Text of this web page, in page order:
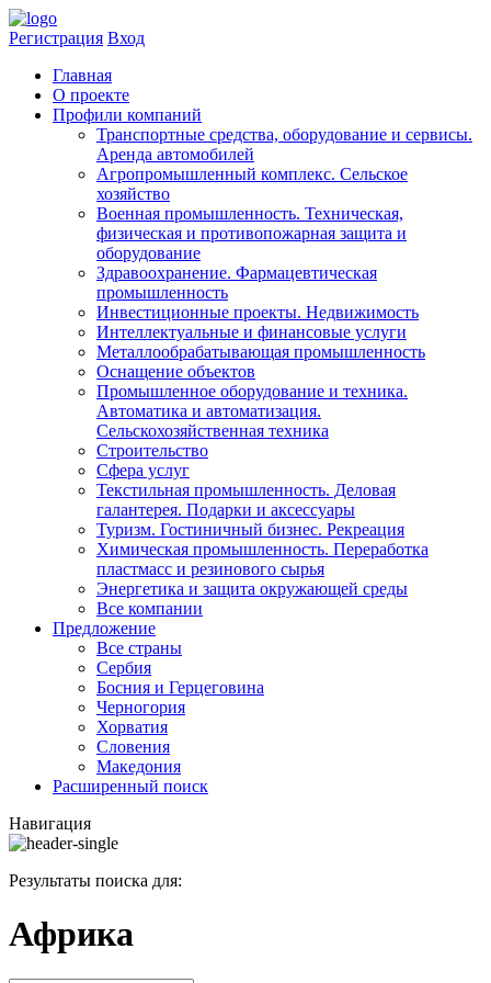
Регистрация Вход
Главная
​О проекте
Профили компаний
Транспортные средства, оборудование и сервисы.
Аренда автомобилей
Агропромышленный комплекс. Сельское
хозяйство
Военная промышленность. Техническая,
физическая и противопожарная защита и
оборудование
Здравоохранениe. Фармацевтическая
промышленность
Инвестиционные проекты. Недвижимость
Интеллектуальные и финансовые услуги
Металлообрабатывающая промышленность
Оснащение объектов
Промышленное оборудование и техника.
Автоматика и автоматизация.
Сельскохозяйственная техника
Строительство
Сфера услуг
Текстильная промышленность. Деловая
галантерея. Подарки и аксессуары
Туризм. Гостиничный бизнес. Рекреация
Химическая промышленность. Переработка
пластмасс и резинового сырья
Энергетика и защита окружающей среды
Все компании
Предложение
Все страны
Сербия
Босния и Герцеговина
Черногория
Хорватия
Словения
Македония
Расширенный поиск
Навигация
Результаты поиска для:
Африка